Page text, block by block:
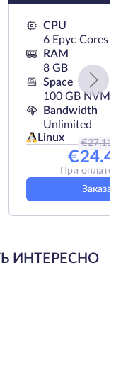
CPU
6 Epyc Cores
RAM
8 GB
Space
100 GB NVMe
Bandwidth
Unlimited
Linux
€27.11
€
При оплате
ИНТЕРЕСНО